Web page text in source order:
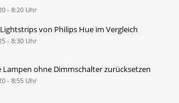
- 8:20 Uhr
von Philips Hue im Vergleich
- 8:30 Uhr
Lampen ohne Dimmschalter zurücksetzen
- 8:55 Uhr